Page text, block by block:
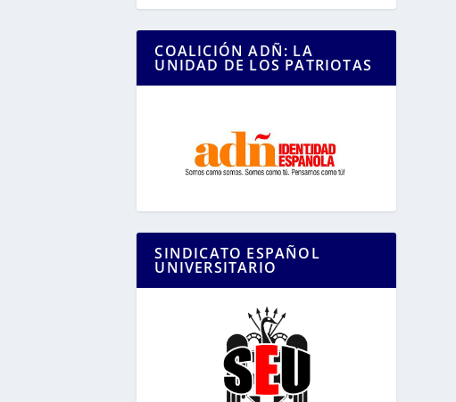
COALICIÓN ADÑ: LA
UNIDAD DE LOS PATRIOTAS
SINDICATO ESPAÑOL
UNIVERSITARIO